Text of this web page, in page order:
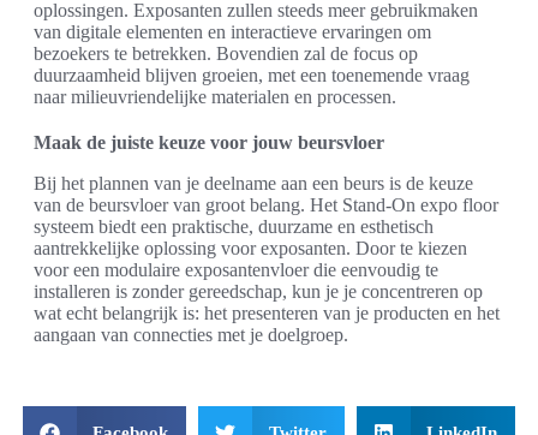
oplossingen. Exposanten zullen steeds meer gebruikmaken
van digitale elementen en interactieve ervaringen om
bezoekers te betrekken. Bovendien zal de focus op
duurzaamheid blijven groeien, met een toenemende vraag
naar milieuvriendelijke materialen en processen.
Maak de juiste keuze voor jouw beursvloer
Bij het plannen van je deelname aan een beurs is de keuze
van de beursvloer van groot belang. Het Stand-On expo floor
systeem biedt een praktische, duurzame en esthetisch
aantrekkelijke oplossing voor exposanten. Door te kiezen
voor een modulaire exposantenvloer die eenvoudig te
installeren is zonder gereedschap, kun je je concentreren op
wat echt belangrijk is: het presenteren van je producten en het
aangaan van connecties met je doelgroep.